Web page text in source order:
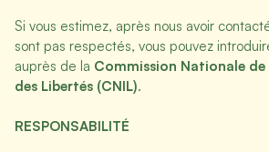
Si vous estimez, après nous avoir
sont pas respectés, vous pouvez
auprès de la Commission Nationale
des Libertés (CNIL).
RESPONSABILITÉ